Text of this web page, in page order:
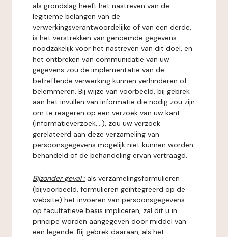
als grondslag heeft het nastreven van de
legitieme belangen van de
verwerkingsverantwoordelijke of van een derde,
is het verstrekken van genoemde gegevens
noodzakelijk voor het nastreven van dit doel, en
het ontbreken van communicatie van uw
gegevens zou de implementatie van de
betreffende verwerking kunnen verhinderen of
belemmeren. Bij wijze van voorbeeld, bij gebrek
aan het invullen van informatie die nodig zou zijn
om te reageren op een verzoek van uw kant
(informatieverzoek,...), zou uw verzoek
gerelateerd aan deze verzameling van
persoonsgegevens mogelijk niet kunnen worden
behandeld of de behandeling ervan vertraagd.
Bijzonder geval : als verzamelingsformulieren
(bijvoorbeeld, formulieren geïntegreerd op de
website) het invoeren van persoonsgegevens
op facultatieve basis impliceren, zal dit u in
principe worden aangegeven door middel van
een legende. Bij gebrek daaraan, als het